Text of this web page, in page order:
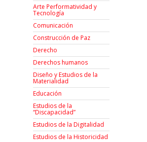
Arte Performatividad y
Tecnología
Comunicación
Construcción de Paz
Derecho
Derechos humanos
Diseño y Estudios de la
Materialidad
Educación
Estudios de la
“Discapacidad”
Estudios de la Digitalidad
Estudios de la Historicidad